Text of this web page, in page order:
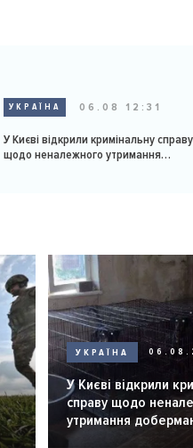
УКРАЇНА 06.08 12:31
У Києві відкрили кримінальну справу
щодо неналежного утримання
УКРАЇНА
У Києві відкрили
справу щодо
утримання
розпліднику